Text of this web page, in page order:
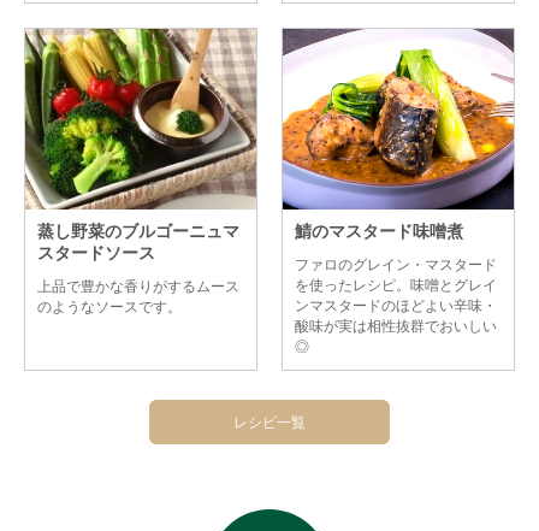
蒸し野菜のブルゴーニュマ
スタードソース
上品で豊かな香りがするムース
のようなソースです。
鯖のマスタード味噌煮
ファロのグレイン・マスタード
を使ったレシピ。味噌とグレイ
ンマスタードのほどよい辛味・
酸味が実は相性抜群でおいしい
◎
レシピ一覧